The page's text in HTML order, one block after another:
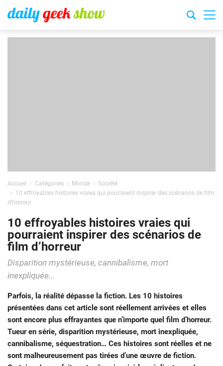
Accueil Catégories Monde
Société
10 effroyables histoires vraies qui pourraient inspirer des scénarios de film
d’horreur
10 effroyables histoires vraies qui
pourraient inspirer des scénarios de
film d’horreur
Disparition mystérieuse, cannibalisme, mort
inexpliquée...
Parfois, la réalité dépasse la fiction. Les 10 histoires
présentées dans cet article sont réellement arrivées et elles
sont encore plus effrayantes que n’importe quel film d’horreur.
Tueur en série, disparition mystérieuse, mort inexpliquée,
cannibalisme, séquestration… Ces histoires sont réelles et ne
sont malheureusement pas tirées d’une œuvre de fiction.